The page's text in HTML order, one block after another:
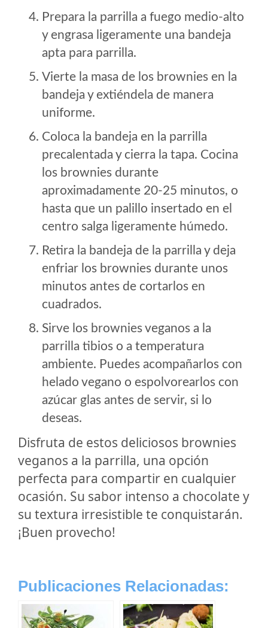
Prepara la parrilla a fuego medio-alto
y engrasa ligeramente una bandeja
apta para parrilla.
Vierte la masa de los brownies en la
bandeja y extiéndela de manera
uniforme.
Coloca la bandeja en la parrilla
precalentada y cierra la tapa. Cocina
los brownies durante
aproximadamente 20-25 minutos, o
hasta que un palillo insertado en el
centro salga ligeramente húmedo.
Retira la bandeja de la parrilla y deja
enfriar los brownies durante unos
minutos antes de cortarlos en
cuadrados.
Sirve los brownies veganos a la
parrilla tibios o a temperatura
ambiente. Puedes acompañarlos con
helado vegano o espolvorearlos con
azúcar glas antes de servir, si lo
deseas.
Disfruta de estos deliciosos brownies
veganos a la parrilla, una opción
perfecta para compartir en cualquier
ocasión. Su sabor intenso a chocolate y
su textura irresistible te conquistarán.
¡Buen provecho!
Publicaciones Relacionadas: